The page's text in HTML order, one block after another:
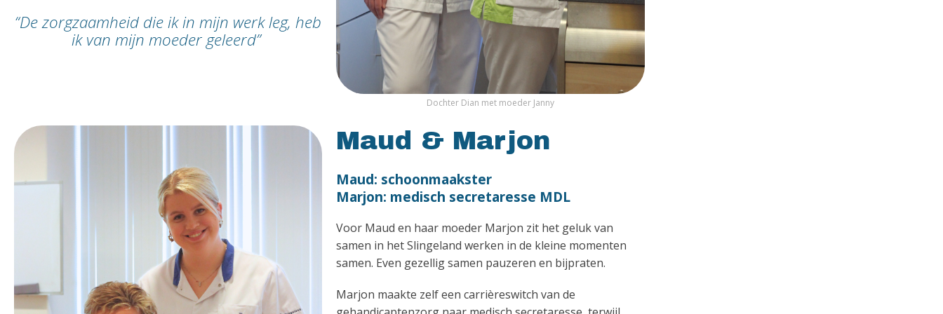
“De zorgzaamheid die ik in mijn werk leg, heb
ik van mijn moeder geleerd”
Dochter Dian met moeder Janny
Maud & Marjon
Maud: schoonmaakster
Marjon: medisch secretaresse MDL
Voor Maud en haar moeder Marjon zit het geluk van
samen in het Slingeland werken in de kleine momenten
samen. Even gezellig samen pauzeren en bijpraten.
Marjon maakte zelf een carrièreswitch van de